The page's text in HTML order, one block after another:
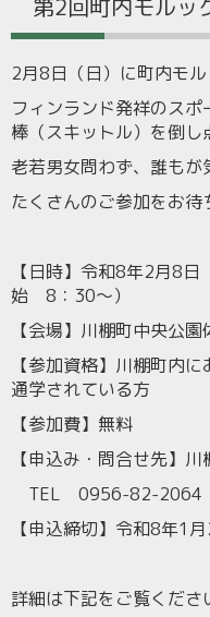
第2回町内モルッ
2月8日（日）に町内モル
フィンランド発祥のス
棒（スキットル）を倒し
老若男女問わず、誰もが
たくさんのご参加をお待
【日時】令和8年2月8
始 8：30～）
【会場】川棚町中央公園
【参加資格】川棚町内
通学されている方
【参加費】無料
【申込み・問合せ先】
TEL 0956-82-
【申込締切】令和8年1月
詳細は下記をご覧くださ